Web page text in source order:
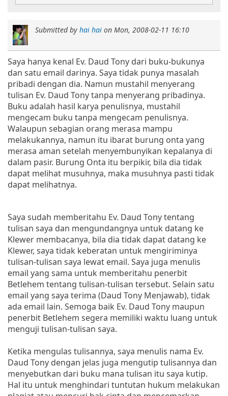
Submitted by hai hai on Mon, 2008-02-11 16:10
Saya hanya kenal Ev. Daud Tony dari buku-bukunya
dan satu email darinya. Saya tidak punya masalah
pribadi dengan dia. Namun mustahil menyerang
tulisan Ev. Daud Tony tanpa menyerang pribadinya.
Buku adalah hasil karya penulisnya, mustahil
mengecam buku tanpa mengecam penulisnya.
Walaupun sebagian orang merasa mampu
melakukannya, namun itu ibarat burung onta yang
merasa aman setelah menyembunyikan kepalanya di
dalam pasir. Burung Onta itu berpikir, bila dia tidak
dapat melihat musuhnya, maka musuhnya pasti tidak
dapat melihatnya.
Saya sudah memberitahu Ev. Daud Tony tentang
tulisan saya dan mengundangnya untuk datang ke
Klewer membacanya, bila dia tidak dapat datang ke
Klewer, saya tidak keberatan untuk mengiriminya
tulisan-tulisan saya lewat email. Saya juga menulis
email yang sama untuk memberitahu penerbit
Betlehem tentang tulisan-tulisan tersebut. Selain satu
email yang saya terima (Daud Tony Menjawab), tidak
ada email lain. Semoga baik Ev. Daud Tony maupun
penerbit Betlehem segera memiliki waktu luang untuk
menguji tulisan-tulisan saya.
Ketika mengulas tulisannya, saya menulis nama Ev.
Daud Tony dengan jelas juga mengutip tulisannya dan
menyebutkan dari buku mana tulisan itu saya kutip.
Hal itu untuk menghindari tuntutan hukum melakukan